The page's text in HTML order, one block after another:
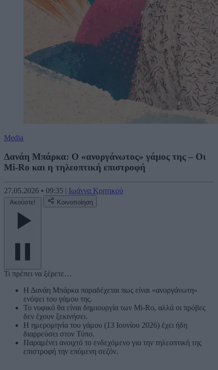
Media
Δανάη Μπάρκα: Ο «ανοργάνωτος» γάμος της – Οι
Mi-Ro και η τηλεοπτική επιστροφή
27.05.2026 • 09:35 | Ιωάννα Κρητικού
Ακούστε! Κοινοποίηση
Τι πρέπει να ξέρετε…
Η Δανάη Μπάρκα παραδέχεται πως είναι «ανοργάνωτη»
ενόψει του γάμου της.
Το νυφικό θα είναι δημιουργία των Mi-Ro, αλλά οι πρόβες
δεν έχουν ξεκινήσει.
Η ημερομηνία του γάμου (13 Ιουνίου 2026) έχει ήδη
διαρρεύσει στον Τύπο.
Παραμένει ανοιχτό το ενδεχόμενο για την τηλεοπτική της
επιστροφή την επόμενη σεζόν.